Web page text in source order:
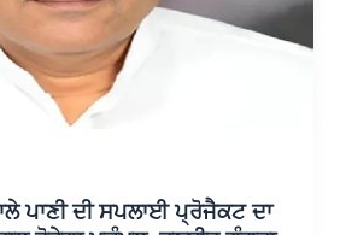
ਪਾਣੀ ਦੀ ਸਪਲਾਈ ਪ੍ਰੋਜੈਕਟ ਦਾ